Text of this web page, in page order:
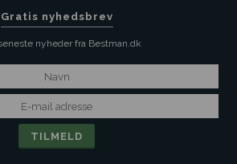
Gratis nyhedsbrev
nyheder fra Bestman.dk